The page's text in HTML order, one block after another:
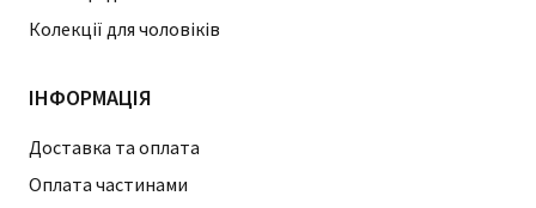
Колекції для чоловіків
ІНФОРМАЦІЯ
Доставка та оплата
Оплата частинами